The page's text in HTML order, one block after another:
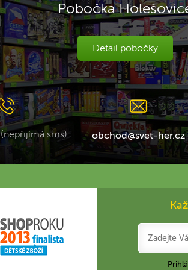
Pobočka
Detail pobočky
(nepřijímá sms) obchod@svet-her.cz